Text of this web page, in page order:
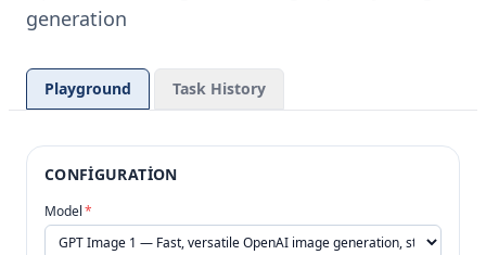
generation
Playground Task History
CONFIGURATION
Model*